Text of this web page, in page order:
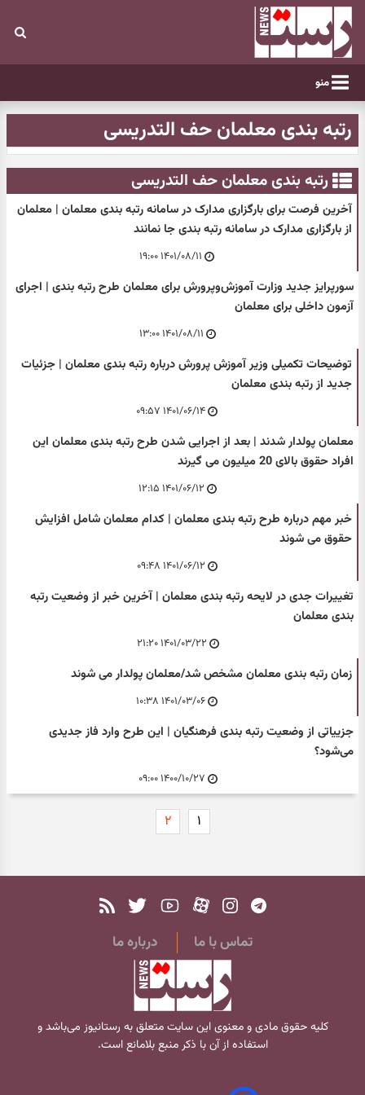
منو
رتبه بندی معلمان حف التدریسی
رتبه بندی معلمان حف التدریسی
آخرین فرصت برای بارگزاری مدارک در سامانه رتبه بندی معلمان | معلمان
از بارگزاری مدارک در سامانه رتبه بندی جا نمانند
۱۴۰۱/۰۸/۱۱ ۱۹:۰۰
سورپرایز جدید وزارت آموزش‌وپرورش برای معلمان طرح رتبه بندی | اجرای
آزمون داخلی برای معلمان
۱۴۰۱/۰۸/۱۱ ۱۳:۰۰
توضیحات تکمیلی وزیر آموزش پرورش درباره رتبه بندی معلمان | جزئیات
جدید از رتبه بندی معلمان
۱۴۰۱/۰۶/۱۴ ۰۹:۵۷
معلمان پولدار شدند | بعد از اجرایی شدن طرح رتبه بندی معلمان این
افراد حقوق بالای 20 میلیون می گیرند
۱۴۰۱/۰۶/۱۲ ۱۲:۱۵
خبر مهم درباره طرح رتبه بندی معلمان | کدام معلمان شامل افزایش
حقوق می شوند
۱۴۰۱/۰۶/۱۲ ۰۹:۴۸
تغییرات جدی در لایحه رتبه بندی معلمان | آخرین خبر از وضعیت رتبه
بندی معلمان
۱۴۰۱/۰۳/۲۲ ۲۱:۲۰
زمان رتبه بندی معلمان مشخص شد/معلمان پولدار می شوند
۱۴۰۱/۰۳/۰۶ ۱۰:۳۸
جزییاتی از وضعیت رتبه بندی فرهنگیان | این طرح وارد فاز جدیدی
می‌شود؟
۱۴۰۰/۱۰/۲۷ ۰۹:۰۰
۱ ۲
تماس با ما درباره ما
کلیه حقوق مادی و معنوی این سایت متعلق به رستانیوز می‌باشد و
استفاده از آن با ذکر منبع بلامانع است.